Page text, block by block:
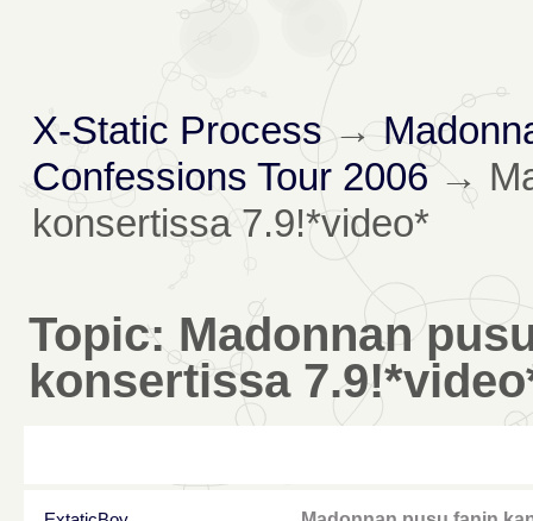
X-Static Process →
Confessions Tour 2006 →
konsertissa 7.9!*video*
Topic: Madonnan
konsertissa